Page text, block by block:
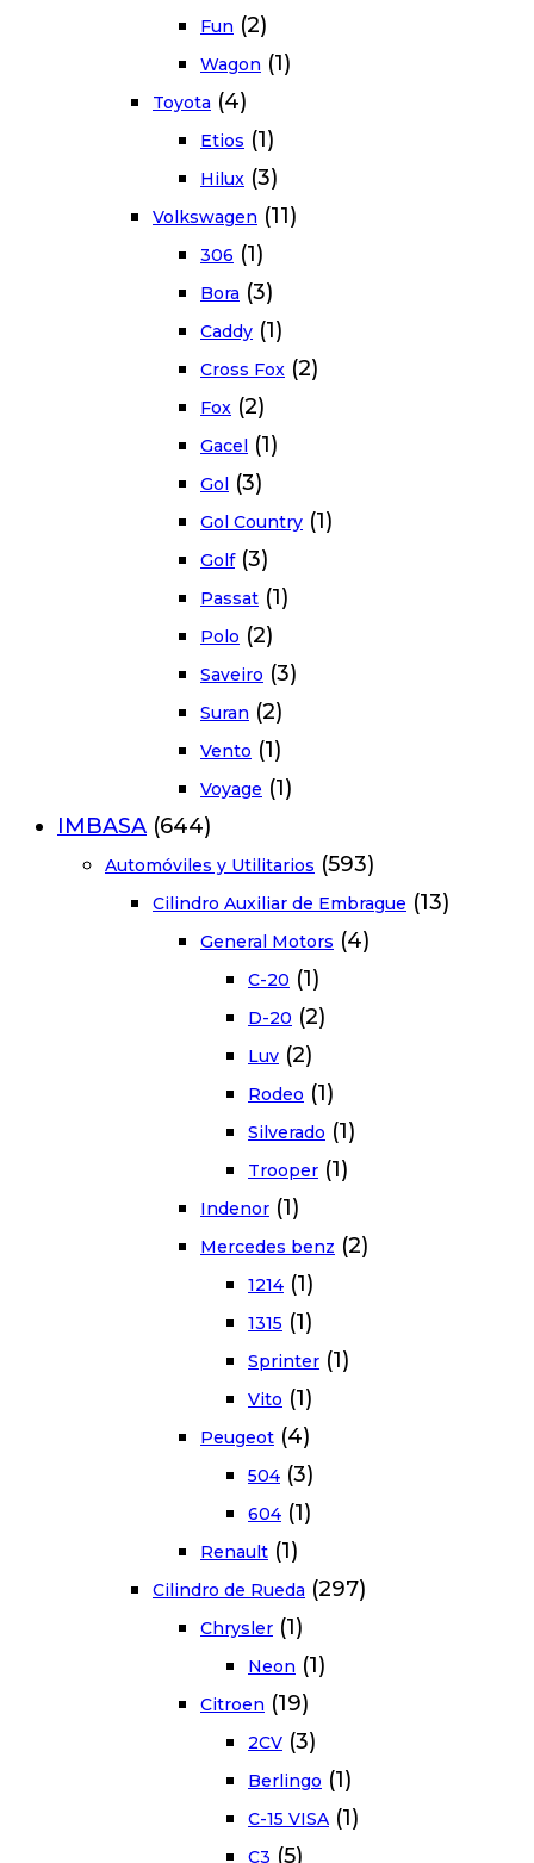
Fun (2)
Wagon (1)
Toyota (4)
Etios (1)
Hilux (3)
Volkswagen (11)
306 (1)
Bora (3)
Caddy (1)
Cross Fox (2)
Fox (2)
Gacel (1)
Gol (3)
Gol Country (1)
Golf (3)
Passat (1)
Polo (2)
Saveiro (3)
Suran (2)
Vento (1)
Voyage (1)
IMBASA (644)
Automóviles y Utilitarios (593)
Cilindro Auxiliar de Embrague (13)
General Motors (4)
C-20 (1)
D-20 (2)
Luv (2)
Rodeo (1)
Silverado (1)
Trooper (1)
Indenor (1)
Mercedes benz (2)
1214 (1)
1315 (1)
Sprinter (1)
Vito (1)
Peugeot (4)
504 (3)
604 (1)
Renault (1)
Cilindro de Rueda (297)
Chrysler (1)
Neon (1)
Citroen (19)
2CV (3)
Berlingo (1)
C-15 VISA (1)
C3 (5)